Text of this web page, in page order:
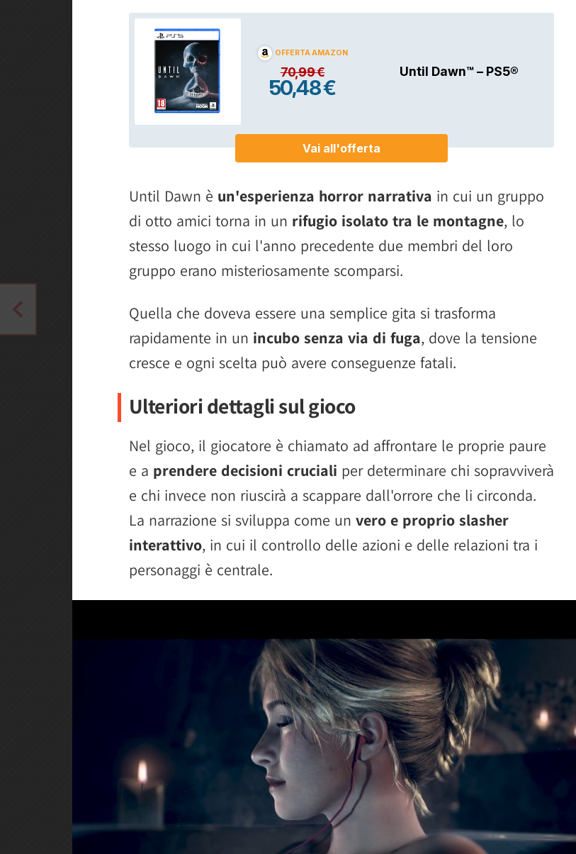
Until Dawn è un'esperienza horror narrativa in cui un gruppo
di otto amici torna in un rifugio isolato tra le montagne, lo
stesso luogo in cui l'anno precedente due membri del loro
gruppo erano misteriosamente scomparsi.
Quella che doveva essere una semplice gita si trasforma
rapidamente in un incubo senza via di fuga, dove la tensione
cresce e ogni scelta può avere conseguenze fatali.
Ulteriori dettagli sul gioco
Nel gioco, il giocatore è chiamato ad affrontare le proprie paure
e a prendere decisioni cruciali per determinare chi sopravviverà
e chi invece non riuscirà a scappare dall'orrore che li circonda.
La narrazione si sviluppa come un vero e proprio slasher
interattivo, in cui il controllo delle azioni e delle relazioni tra i
personaggi è centrale.